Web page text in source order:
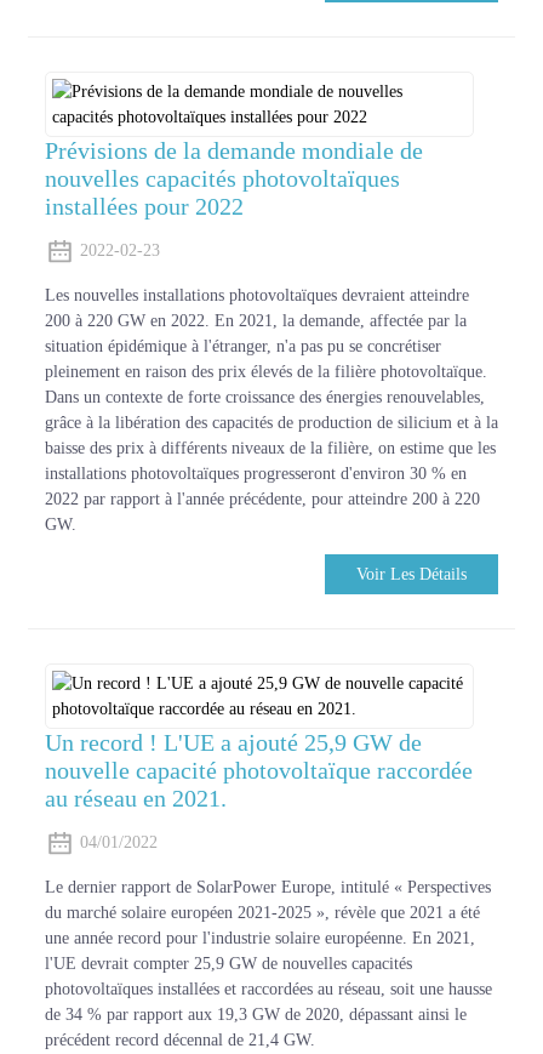
Prévisions de la demande mondiale de
nouvelles capacités photovoltaïques
installées pour 2022
2022-02-23
Les nouvelles installations photovoltaïques devraient atteindre
200 à 220 GW en 2022. En 2021, la demande, affectée par la
situation épidémique à l'étranger, n'a pas pu se concrétiser
pleinement en raison des prix élevés de la filière photovoltaïque.
Dans un contexte de forte croissance des énergies renouvelables,
grâce à la libération des capacités de production de silicium et à la
baisse des prix à différents niveaux de la filière, on estime que les
installations photovoltaïques progresseront d'environ 30 % en
2022 par rapport à l'année précédente, pour atteindre 200 à 220
GW.
Voir Les Détails
Un record ! L'UE a ajouté 25,9 GW de
nouvelle capacité photovoltaïque raccordée
au réseau en 2021.
04/01/2022
Le dernier rapport de SolarPower Europe, intitulé « Perspectives
du marché solaire européen 2021-2025 », révèle que 2021 a été
une année record pour l'industrie solaire européenne. En 2021,
l'UE devrait compter 25,9 GW de nouvelles capacités
photovoltaïques installées et raccordées au réseau, soit une hausse
de 34 % par rapport aux 19,3 GW de 2020, dépassant ainsi le
précédent record décennal de 21,4 GW.